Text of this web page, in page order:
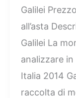
Galilei
all’asta
Galilei La
analizzare
Italia 2014
raccolta di